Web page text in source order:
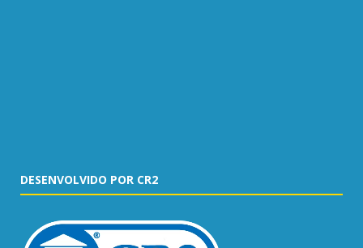
DESENVOLVIDO POR CR2